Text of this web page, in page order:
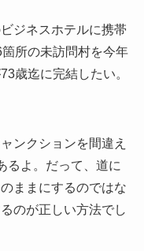
ジネスホテルに携帯
所の未訪問村を今年
歳迄に完結したい。
ンクションを間違え
るよ。だって、道に
ままにするのではな
のが正しい方法でし